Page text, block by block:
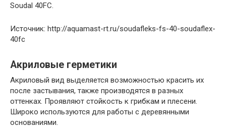
Soudal 40FC.
Источник: http://aquamast-rt.ru/soudafleks-fs-40-soudaflex-
40fc
Акриловые герметики
Акриловый вид выделяется возможностью красить их
после застывания, также производятся в разных
оттенках. Проявляют стойкость к грибкам и плесени.
Широко используются для работы с деревянными
основаниями.